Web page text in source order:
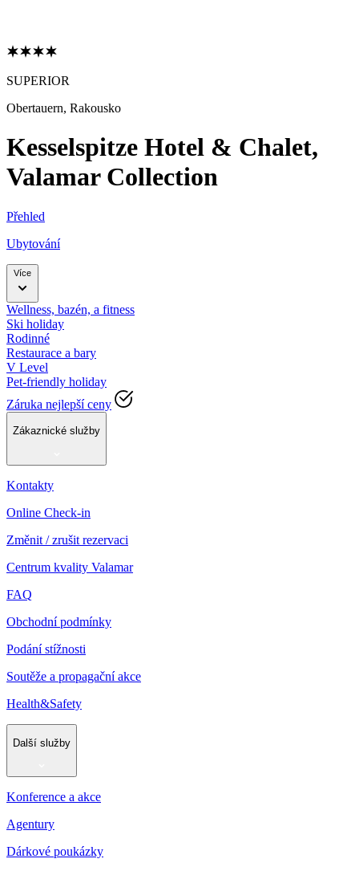
SUPERIOR
Obertauern, Rakousko
Kesselspitze Hotel & Chalet,
Valamar Collection
Přehled
Ubytování
Více
Wellness, bazén, a fitness
Ski holiday
Rodinné
Restaurace a bary
V Level
Pet-friendly holiday
Záruka nejlepší ceny
Zákaznické služby
Kontakty
Online Check-in
Změnit / zrušit rezervaci
Centrum kvality Valamar
FAQ
Obchodní podmínky
Podání stížnosti
Soutěže a propagační akce
Health&Safety
Další služby
Konference a akce
Agentury
Dárkové poukázky